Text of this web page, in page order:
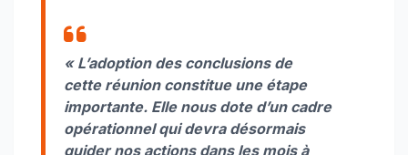
« L’adoption des conclusions de
cette réunion constitue une étape
importante. Elle nous dote d’un cadre
opérationnel qui devra désormais
guider nos actions dans les mois à